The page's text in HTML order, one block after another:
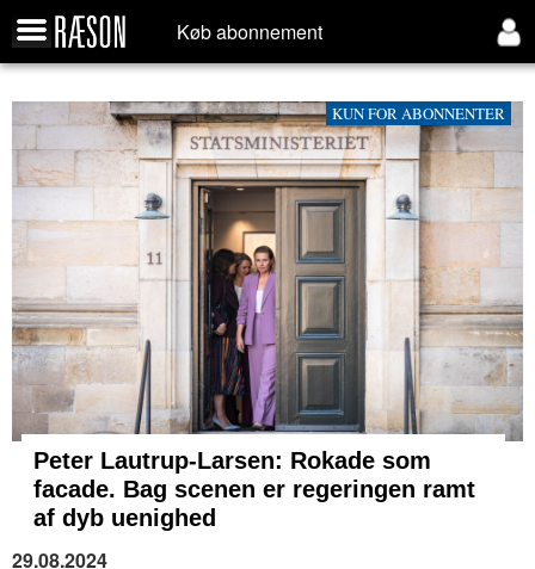
Køb abonnement
KUN FOR ABONNENTER
Peter Lautrup-Larsen: Rokade som
facade. Bag scenen er regeringen ramt
af dyb uenighed
29.08.2024